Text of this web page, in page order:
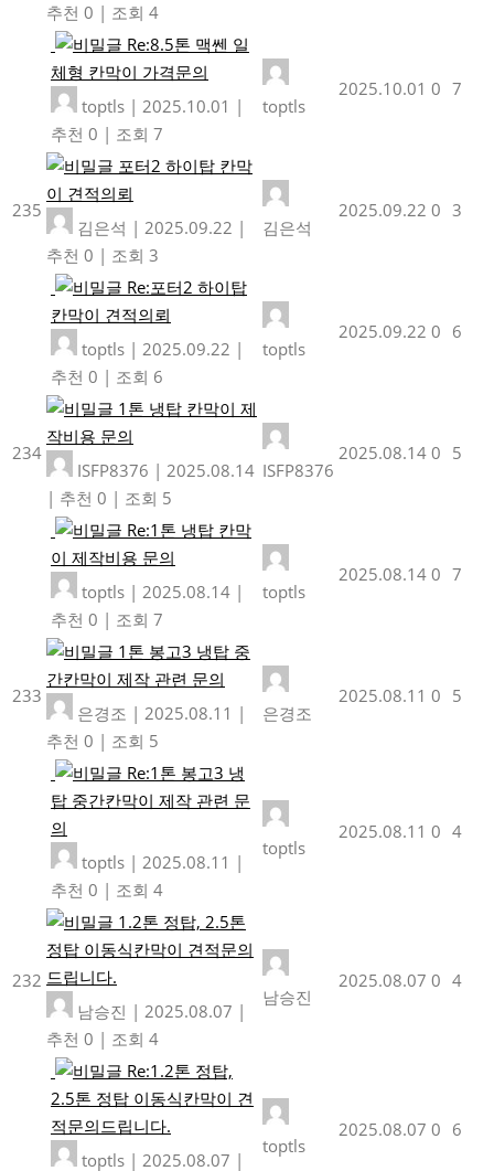
추천 0 | 조회 4
Re:8.5톤 맥쎈 일
체형 칸막이 가격문의
toptls | 2025.10.01 |
추천 0 | 조회 7
toptls
2025.10.01 0 7
235
포터2 하이탑 칸막
이 견적의뢰
김은석 | 2025.09.22 |
추천 0 | 조회 3
김은석
2025.09.22 0 3
Re:포터2 하이탑
칸막이 견적의뢰
toptls | 2025.09.22 |
추천 0 | 조회 6
toptls
2025.09.22 0 6
234
1톤 냉탑 칸막이 제
작비용 문의
ISFP8376 | 2025.08.14
| 추천 0 | 조회 5
ISFP8376
2025.08.14 0 5
Re:1톤 냉탑 칸막
이 제작비용 문의
toptls | 2025.08.14 |
추천 0 | 조회 7
toptls
2025.08.14 0 7
233
1톤 봉고3 냉탑 중
간칸막이 제작 관련 문의
은경조 | 2025.08.11 |
추천 0 | 조회 5
은경조
2025.08.11 0 5
Re:1톤 봉고3 냉
탑 중간칸막이 제작 관련 문
의
toptls | 2025.08.11 |
추천 0 | 조회 4
toptls
2025.08.11 0 4
232
1.2톤 정탑, 2.5톤
정탑 이동식칸막이 견적문의
드립니다.
남승진 | 2025.08.07 |
추천 0 | 조회 4
남승진
2025.08.07 0 4
Re:1.2톤 정탑,
2.5톤 정탑 이동식칸막이 견
적문의드립니다.
toptls | 2025.08.07 |
toptls
2025.08.07 0 6